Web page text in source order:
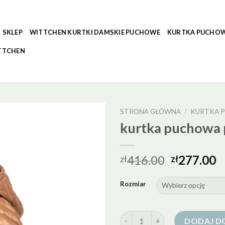
SKLEP WITTCHEN KURTKI DAMSKIE PUCHOWE KURTKA
STRONA GŁÓWNA / KURTKA
kurtka puchowa
zł416.00 zł277.00
Rozmiar
ilość kurtka puchowaDODAJ